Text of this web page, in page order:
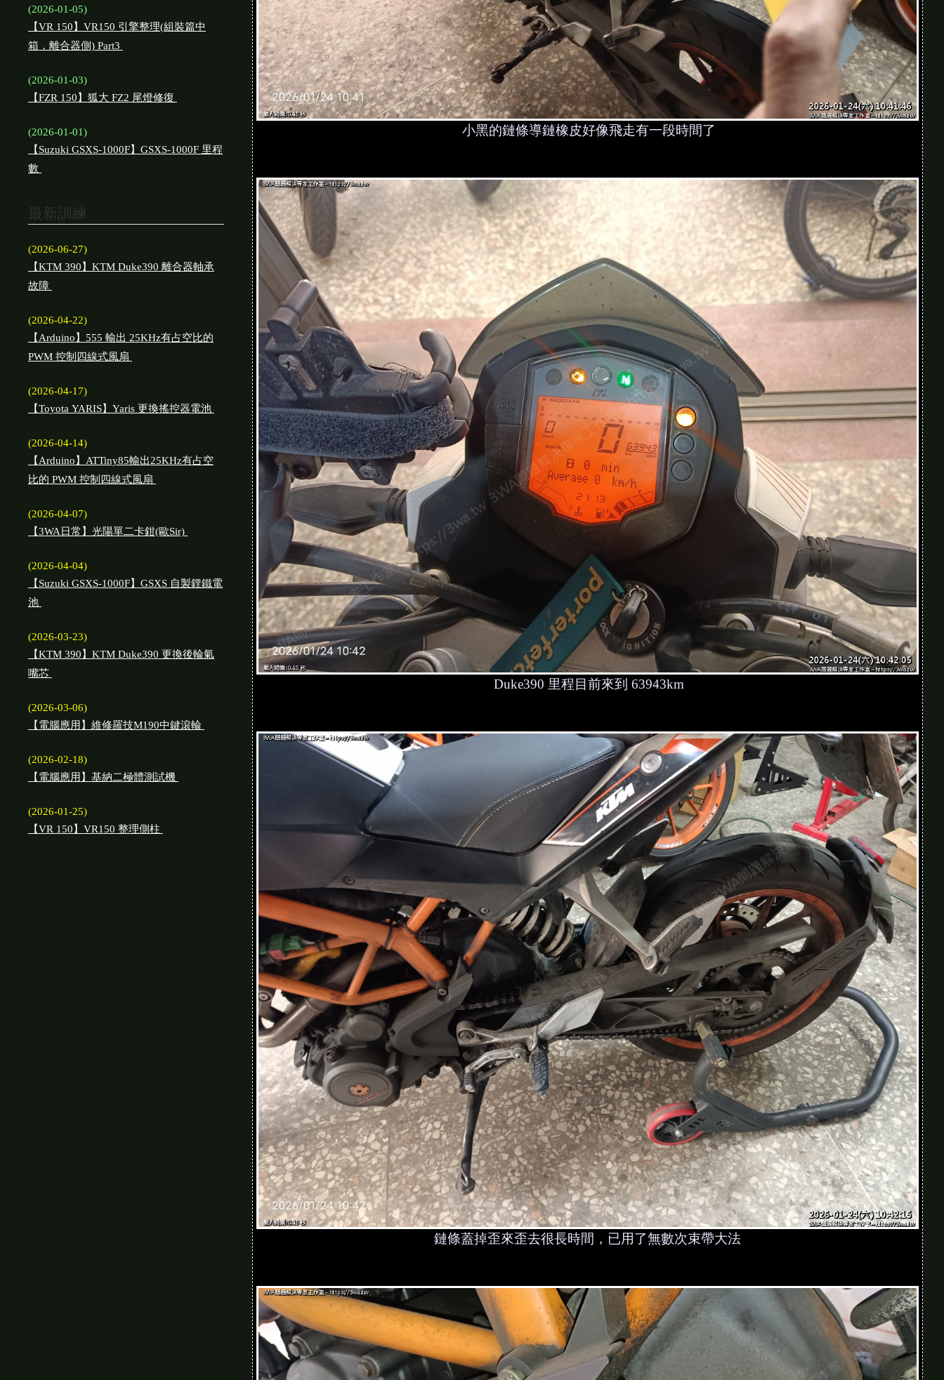
阿山
我補充一下：新手常忽略安裝前先核對零件規格，尤其 KTM 不同年份細節會變。還有像那個稱套、
U 型墊片，裝錯會導致異音甚至磨損，建議裝完前先比對照片或官方手冊，這樣比較安心。
菜菜
I got it! 原來小細節才是大安全。我現在有點期待哪天能自己拆後輪或換鏈條了。看完這篇覺得，女生
也可以騎長途、自己維修，不用怕髒也不用怕手殘，慢慢學一定辦得到。
阿澄姐
沒錯，沒那麼容易壞啦！願每個車友都勇敢動手，也懂得查證，像文末說的——說個鬼故事，後齒盤
還沒換，這才是長情車主的日常寫照。下次再來聊聊有趣的維修故事吧！
小黑的鏈條導鏈橡皮好像飛走有一段時間了
Duke390 里程目前來到 63943km
鏈條蓋掉歪來歪去很長時間，已用了無數次束帶大法
(2026-01-05)
【VR 150】VR150 引擎整理(組裝篇中
箱，離合器側) Part3
(2026-01-03)
【FZR 150】狐大 FZ2 尾燈修復
(2026-01-01)
【Suzuki GSXS-1000F】GSXS-1000F 里程
數
最新訓練
(2026-06-27)
【KTM 390】KTM Duke390 離合器軸承
故障
(2026-04-22)
【Arduino】555 輸出 25KHz有占空比的
PWM 控制四線式風扇
(2026-04-17)
【Toyota YARIS】Yaris 更換搖控器電池
(2026-04-14)
【Arduino】ATTiny85輸出25KHz有占空
比的 PWM 控制四線式風扇
(2026-04-07)
【3WA日常】光陽單二卡鉗(歐Sir)
(2026-04-04)
【Suzuki GSXS-1000F】GSXS 自製鋰鐵電
池
(2026-03-23)
【KTM 390】KTM Duke390 更換後輪氣
嘴芯
(2026-03-06)
【電腦應用】維修羅技M190中鍵滾輪
(2026-02-18)
【電腦應用】基納二極體測試機
(2026-01-25)
【VR 150】VR150 整理側柱